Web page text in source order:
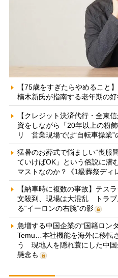
【75歳をすぎたらやめること
楠木新氏が指南する老年期の
【クレジット決済代行・全東
資をしながら「20年以上の粉
リ 営業現場では“自転車操業”
猛暑のお葬式で悩ましい“喪
ていけばOK」という俗説に潜
マストなのか？《1級葬祭ディ
【納車時に複数の事故】テス
文殺到、現場は大混乱 トラブ
る“イーロンの右腕”の影
急増する中国企業の“国籍ロン
Temu…本社機能を海外に移転
う 現地人を隠れ蓑にした中
懸念も